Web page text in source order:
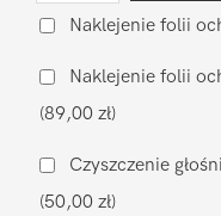
szyby
OnePlus
OnePlus
13R
Naklejenie folii
Naklejenie folii
(89,00 zł)
Czyszczenie
(50,00 zł)